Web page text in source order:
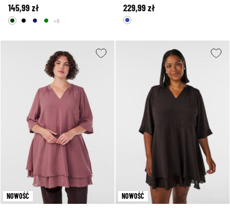
145,99 zł
+8
229,99 zł
NOWOŚĆ NOWOŚĆ